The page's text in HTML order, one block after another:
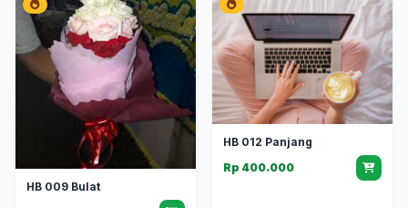
HB 009 Bulat
HB 012 Panjang
Rp 400.000